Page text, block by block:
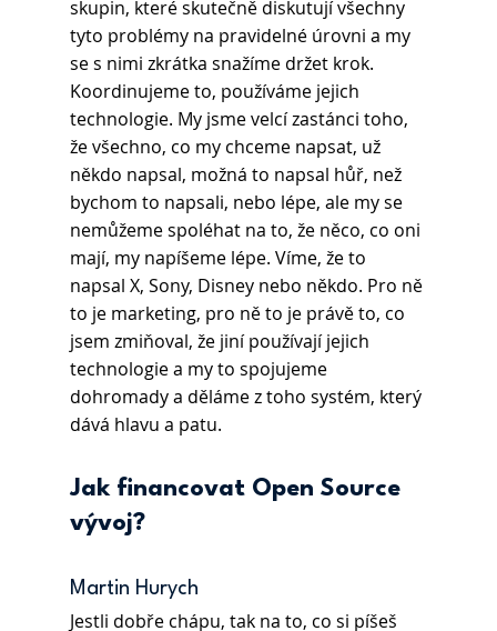
skupin, které skutečně diskutují všechny
tyto problémy na pravidelné úrovni a my
se s nimi zkrátka snažíme držet krok.
Koordinujeme to, používáme jejich
technologie. My jsme velcí zastánci toho,
že všechno, co my chceme napsat, už
někdo napsal, možná to napsal hůř, než
bychom to napsali, nebo lépe, ale my se
nemůžeme spoléhat na to, že něco, co oni
mají, my napíšeme lépe. Víme, že to
napsal X, Sony, Disney nebo někdo. Pro ně
to je marketing, pro ně to je právě to, co
jsem zmiňoval, že jiní používají jejich
technologie a my to spojujeme
dohromady a děláme z toho systém, který
dává hlavu a patu.
Jak financovat Open Source
vývoj?
Martin Hurych
Jestli dobře chápu, tak na to, co si píšeš